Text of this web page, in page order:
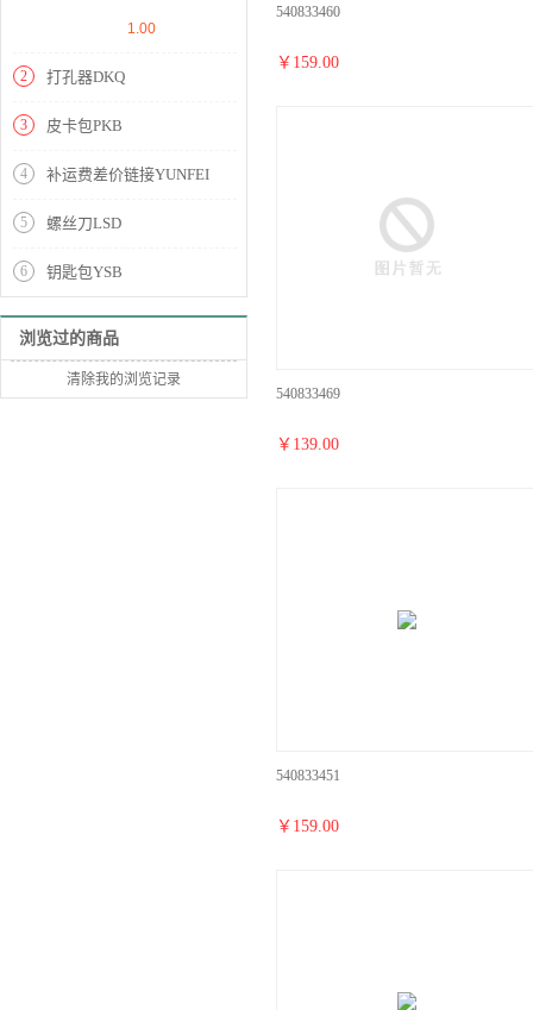
1.00
2 打孔器DKQ
3 皮卡包PKB
4 补运费差价链接YUNFEI
5 螺丝刀LSD
6 钥匙包YSB
浏览过的商品
清除我的浏览记录
540833460
￥ 159.00
540833469
￥ 139.00
540833451
￥ 159.00